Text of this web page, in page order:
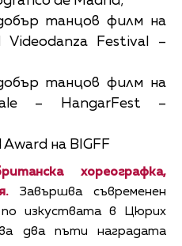
танцов филм на
Videodanza Festival –
танцов филм на
– HangarFest –
на BIGFF
хореографка,
Завършва съвременен
изкуствата в Цюрих
два пъти наградата